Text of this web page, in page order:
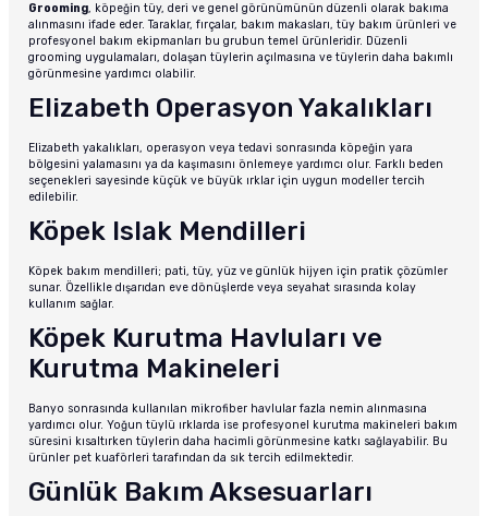
Grooming, köpeğin tüy, deri ve genel görünümünün düzenli olarak bakıma
alınmasını ifade eder. Taraklar, fırçalar, bakım makasları, tüy bakım ürünleri ve
profesyonel bakım ekipmanları bu grubun temel ürünleridir. Düzenli
grooming uygulamaları, dolaşan tüylerin açılmasına ve tüylerin daha bakımlı
görünmesine yardımcı olabilir.
Elizabeth Operasyon Yakalıkları
Elizabeth yakalıkları, operasyon veya tedavi sonrasında köpeğin yara
bölgesini yalamasını ya da kaşımasını önlemeye yardımcı olur. Farklı beden
seçenekleri sayesinde küçük ve büyük ırklar için uygun modeller tercih
edilebilir.
Köpek Islak Mendilleri
Köpek bakım mendilleri; pati, tüy, yüz ve günlük hijyen için pratik çözümler
sunar. Özellikle dışarıdan eve dönüşlerde veya seyahat sırasında kolay
kullanım sağlar.
Köpek Kurutma Havluları ve
Kurutma Makineleri
Banyo sonrasında kullanılan mikrofiber havlular fazla nemin alınmasına
yardımcı olur. Yoğun tüylü ırklarda ise profesyonel kurutma makineleri bakım
süresini kısaltırken tüylerin daha hacimli görünmesine katkı sağlayabilir. Bu
ürünler pet kuaförleri tarafından da sık tercih edilmektedir.
Günlük Bakım Aksesuarları